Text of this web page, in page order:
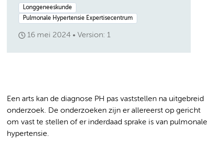
Longgeneeskunde
Pulmonale Hypertensie Expertisecentrum
16 mei 2024 Version: 1
Een arts kan de diagnose PH pas vaststellen na uitgebreid
onderzoek. De onderzoeken zijn er allereerst op gericht
om vast te stellen of er inderdaad sprake is van pulmonale
hypertensie.